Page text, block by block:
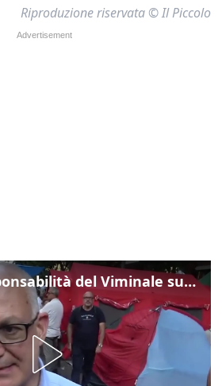
Riproduzione riservata © Il Piccolo
Gualtieri: "Responsabilità del Viminale su Spin Time? La posizione dei partiti è nota"